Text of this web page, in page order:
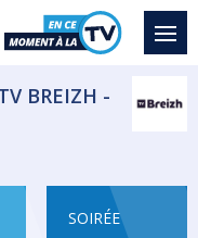
BREIZH -
SOIRÉE
renfort par Stottlemeyer
une audience destinée